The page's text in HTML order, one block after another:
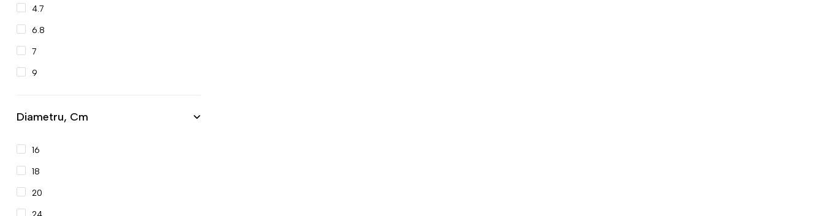
4.7
6.8
7
9
Diametru, Cm
16
18
20